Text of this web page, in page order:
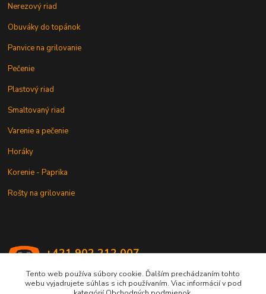
Nerezový riad
Obuváky do topánok
Panvice na grilovanie
Pečenie
Plastový riad
Smaltovaný riad
Varenie a pečenie
Horáky
Korenie - Paprika
Rošty na grilovanie
+421 902 212 007
Tento web používa súbory cookie. Ďalším prechádzaním tohto
webu vyjadrujete súhlas s ich používaním. Viac informácií v pod